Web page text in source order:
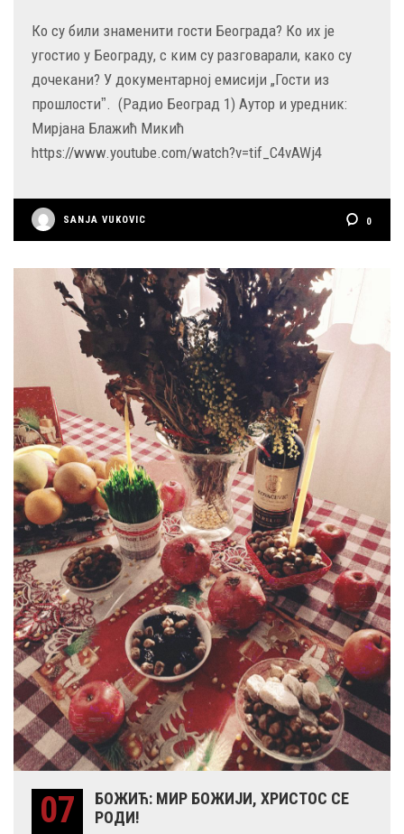
Ко су били знаменити гости Београда? Ко их је
угостио у Београду, с ким су разговарали, како су
дочекани? У документарној емисији „Гости из
прошлостиˮ. (Радио Београд 1) Аутор и уредник:
Мирјана Блажић Микић
https://www.youtube.com/watch?v=tif_C4vAWj4
SANJA VUKOVIC 0
07
БОЖИЋ: МИР БОЖИЈИ, ХРИСТОС СЕ
РОДИ!